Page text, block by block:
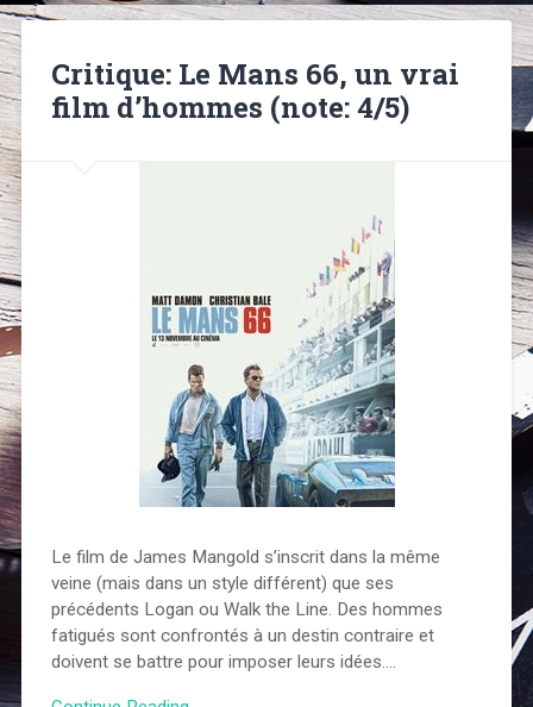
Critique: Le Mans 66, un vrai
film d’hommes (note: 4/5)
Le film de James Mangold s’inscrit dans la même
veine (mais dans un style différent) que ses
précédents Logan ou Walk the Line. Des hommes
fatigués sont confrontés à un destin contraire et
doivent se battre pour imposer leurs idées….